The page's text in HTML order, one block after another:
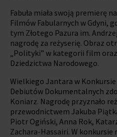
Fabuła miała swoją premierę
Filmów Fabularnych w Gdyni,
tym Złotego Pazura im.
nagrodę za reżyserię. Obraz
„Polityki” w kategorii film
Dziedzictwa Narodowego.
Wielkiego Jantara w
Debiutów Dokumentalnych
Koniarz. Nagrodę przyznało
przewodnictwem Jakuba
Piotr Ogiński, Anna Rok,
Zachara-Hassairi. W konkursie